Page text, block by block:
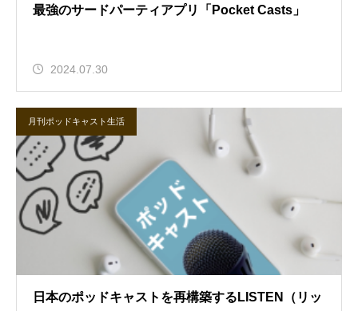
最強のサードパーティアプリ「Pocket Casts」
2024.07.30
月刊ポッドキャスト生活
日本のポッドキャストを再構築するLISTEN（リッ